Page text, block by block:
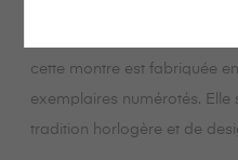
cette montre est fabriquée
exemplaires numérotés. Elle
tradition horlogère et de